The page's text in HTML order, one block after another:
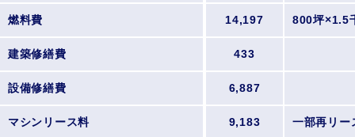
燃料費 14,197 800坪×1.5
建築修繕費 433
設備修繕費 6,887
マシンリース料 9,183 一部再リー